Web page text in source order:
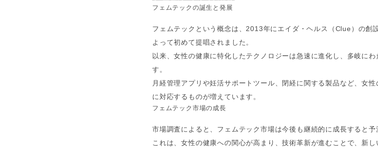
フェムテックの誕生と発展
フェムテックという概念は、2013年にエイダ・ヘルス（Clue）の創
よって初めて提唱されました。
以来、女性の健康に特化したテクノロジーは急速に進化し、多岐に
す。
月経管理アプリや妊活サポートツール、閉経に関する製品など、女
に対応するものが増えています。
フェムテック市場の成長
市場調査によると、フェムテック市場は今後も継続的に成長すると予
これは、女性の健康への関心が高まり、技術革新が進むことで、新